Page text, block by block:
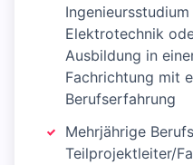
Elektrotechnik
Ausbildung in
Fachrichtung mit
Berufserfahrung
Mehrjährige
Teilprojektleiter/